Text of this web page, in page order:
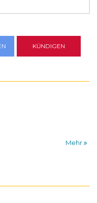
Mehr